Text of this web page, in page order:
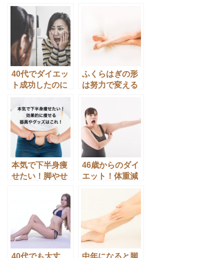
40代でダイエッ
ト成功したのに
しわだらけ⁈老け
ないダイエット
成功法
ふくらはぎの形
は努力で変える
理想の形に変え
たい！
本気で下半身痩
せたい！脚やせ
46歳からのダイ
エット！体重減
ど〜効果がある
方法は？
40代でも大丈
中年になると脚